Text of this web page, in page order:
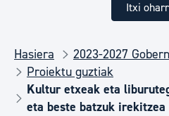
Itxi
Hasiera
2023-2027
Proiektu guztiak
Kultur etxeak eta
eta beste batzuk irekitzea